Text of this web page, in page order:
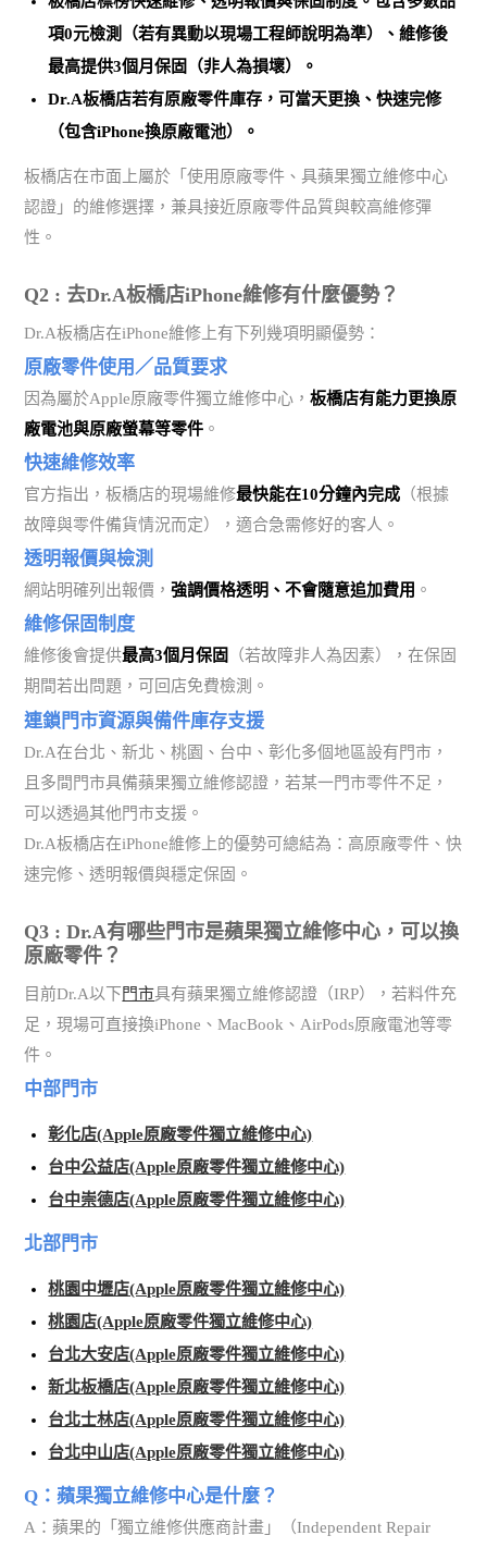
項0元檢測（若有異動以現場工程師說明為準）、維修後
最高提供3個月保固（非人為損壞）。
Dr.A板橋店若有原廠零件庫存，可當天更換、快速完修
（包含iPhone換原廠電池）。
板橋店在市面上屬於「使用原廠零件、具蘋果獨立維修中心
認證」的維修選擇，兼具接近原廠零件品質與較高維修彈
性。
Q2 : 去Dr.A板橋店iPhone維修有什麼優勢？
Dr.A板橋店在iPhone維修上有下列幾項明顯優勢：
原廠零件使用／品質要求
因為屬於Apple原廠零件獨立維修中心，板橋店有能力更換原
廠電池與原廠螢幕等零件 。
快速維修效率
官方指出，板橋店的現場維修最快能在10分鐘內完成 （根據
故障與零件備貨情況而定），適合急需修好的客人。
透明報價與檢測
網站明確列出報價，強調價格透明、不會隨意追加費用 。
維修保固制度
維修後會提供最高3個月保固
（若故障非人為因素），在保固
期間若出問題，可回店免費檢測。
連鎖門市資源與備件庫存支援
Dr.A在台北、新北、桃園、台中、彰化多個地區設有門市，
且多間門市具備蘋果獨立維修認證，若某一門市零件不足，
可以透過其他門市支援。
Dr.A板橋店在iPhone維修上的優勢可總結為：高原廠零件、快
速完修、透明報價與穩定保固。
Q3 : Dr.A有哪些門市是蘋果獨立維修中心，可以換
原廠零件？
目前Dr.A以下 門市具有蘋果獨立維修認證（IRP），若料件充
足，現場可直接換iPhone、MacBook、AirPods原廠電池等零
件。
中部門市
彰化店(Apple原廠零件獨立維修中心)
台中公益店(Apple原廠零件獨立維修中心)
台中崇德店(Apple原廠零件獨立維修中心)
北部門市
桃園中壢店(Apple原廠零件獨立維修中心)
桃園店(Apple原廠零件獨立維修中心)
台北大安店(Apple原廠零件獨立維修中心)
新北板橋店(Apple原廠零件獨立維修中心)
台北士林店(Apple原廠零件獨立維修中心)
台北中山店(Apple原廠零件獨立維修中心)
Q：蘋果獨立維修中心是什麼？
A：蘋果的「獨立維修供應商計畫」（Independent Repair